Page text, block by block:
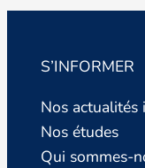
S’INFORMER
Nos actualités
Nos études
Qui sommes-